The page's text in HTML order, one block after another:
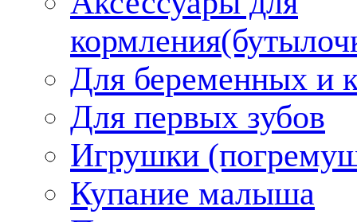
Для беременных и
Для первых зубов
Игрушки
Купание малыша